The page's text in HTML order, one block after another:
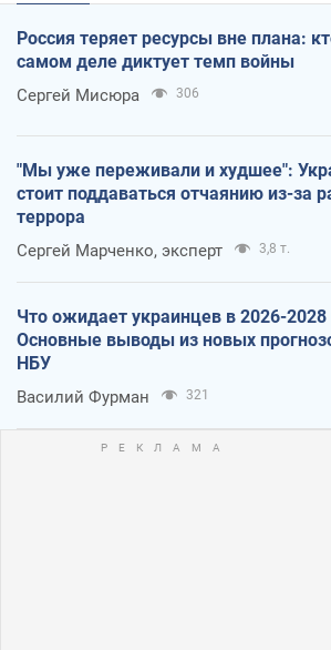
Россия теряет ресурсы вне плана:
самом деле диктует темп войны
Сергей Мисюра 306
"Мы уже переживали и худшее":
стоит поддаваться отчаянию из-за
террора
Сергей Марченко, эксперт 3,8 т.
Что ожидает украинцев в 2026-2028
Основные выводы из новых
НБУ
Василий Фурман 321